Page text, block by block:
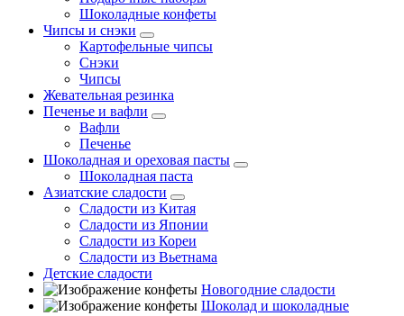
Шоколадные конфеты
Чипсы и снэки
Картофельные чипсы
Снэки
Чипсы
Жевательная резинка
Печенье и вафли
Вафли
Печенье
Шоколадная и ореховая пасты
Шоколадная паста
Азиатские сладости
Сладости из Китая
Сладости из Японии
Сладости из Кореи
Сладости из Вьетнама
Детские сладости
Новогодние сладости
Шоколад и шоколадные